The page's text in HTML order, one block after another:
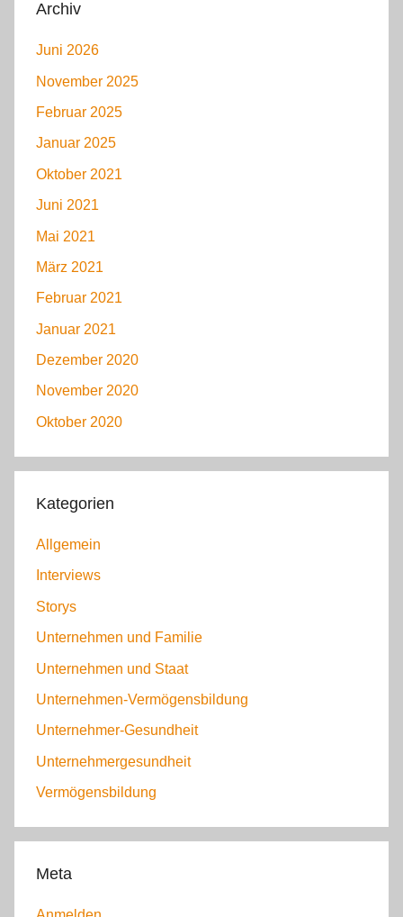
Archiv
Juni 2026
November 2025
Februar 2025
Januar 2025
Oktober 2021
Juni 2021
Mai 2021
März 2021
Februar 2021
Januar 2021
Dezember 2020
November 2020
Oktober 2020
Kategorien
Allgemein
Interviews
Storys
Unternehmen und Familie
Unternehmen und Staat
Unternehmen-Vermögensbildung
Unternehmer-Gesundheit
Unternehmergesundheit
Vermögensbildung
Meta